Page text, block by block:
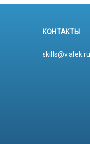
КОНТАКТЫ
skills@vialek.ru